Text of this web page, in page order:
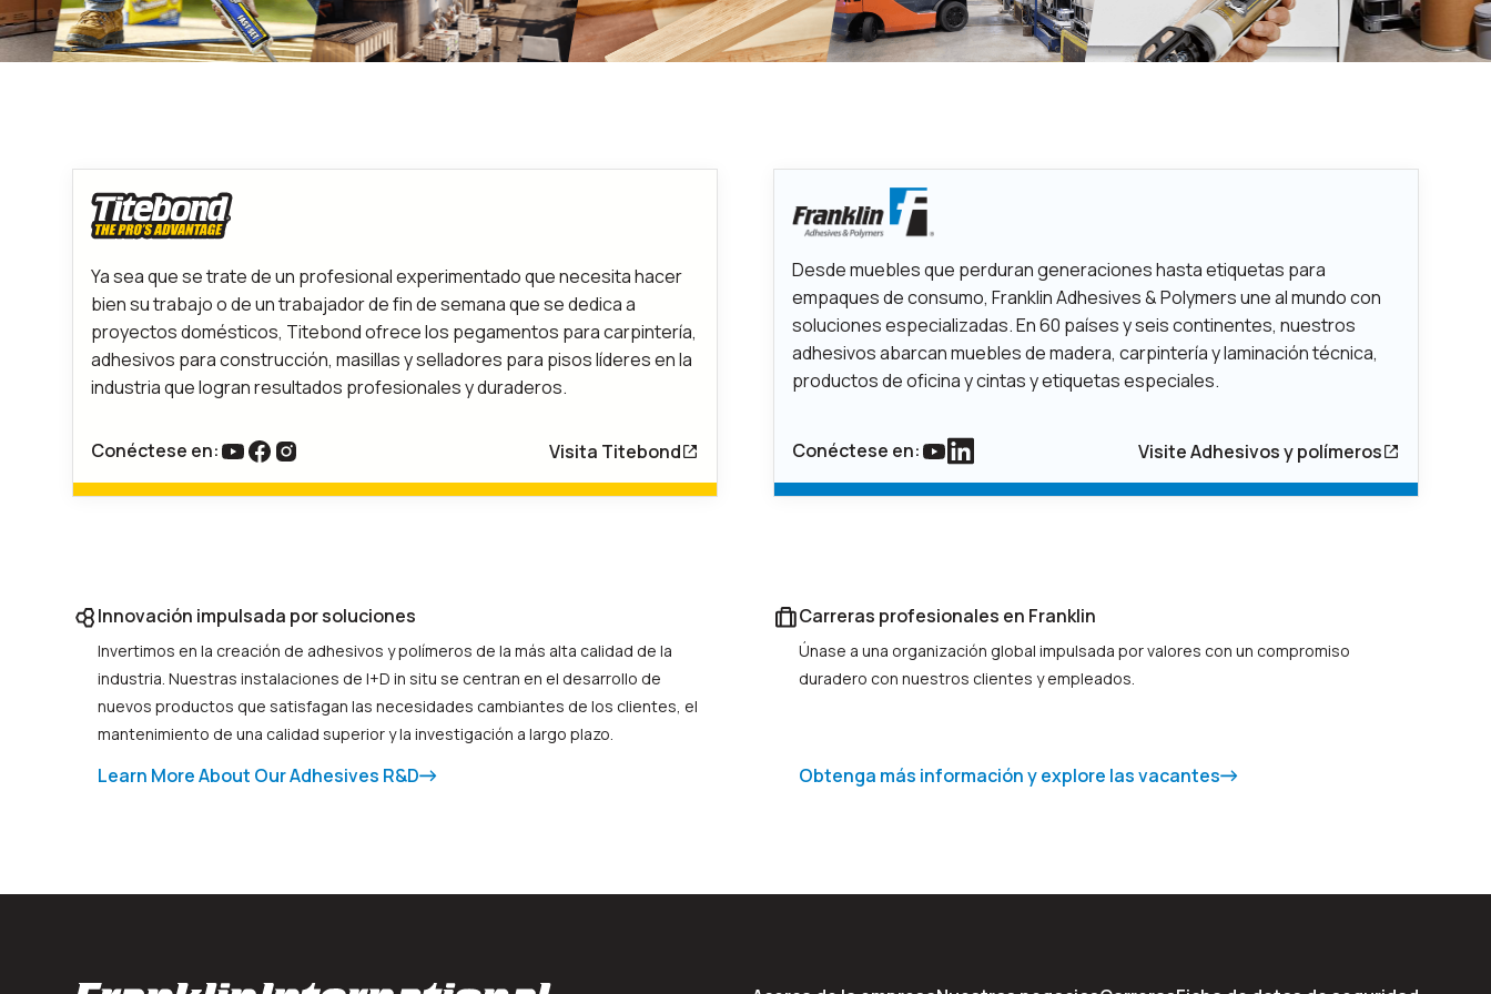
Ya sea que se trate de un profesional experimentado que necesita hacer
bien su trabajo o de un trabajador de fin de semana que se dedica a
proyectos domésticos, Titebond ofrece los pegamentos para carpintería,
adhesivos para construcción, masillas y selladores para pisos líderes en la
industria que logran resultados profesionales y duraderos.
Conéctese en: enlace a youtube
Enlace a Facebook
Enlace a Instagram Visita Titebond
Desde muebles que perduran generaciones hasta etiquetas para
empaques de consumo, Franklin Adhesives & Polymers une al mundo con
soluciones especializadas. En 60 países y seis continentes, nuestros
adhesivos abarcan muebles de madera, carpintería y laminación técnica,
productos de oficina y cintas y etiquetas especiales.
Conéctese en: Enlace a youtube
Enlace a Linkedin Visite Adhesivos y polímeros
Innovación impulsada por soluciones
Invertimos en la creación de adhesivos y polímeros de la más alta calidad de la
industria. Nuestras instalaciones de I+D in situ se centran en el desarrollo de
nuevos productos que satisfagan las necesidades cambiantes de los clientes, el
mantenimiento de una calidad superior y la investigación a largo plazo.
Learn More About Our Adhesives R&D
Carreras profesionales en Franklin
Únase a una organización global impulsada por valores con un compromiso
duradero con nuestros clientes y empleados.
Obtenga más información y explore las vacantes